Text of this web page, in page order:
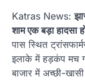
Katras News:
शाम एक बड़ा हादसा
पास स्थित
इलाके में हड़कंप मच
बाजार में अच्छी-